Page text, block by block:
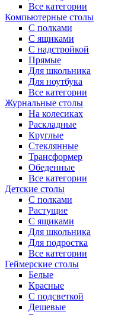
Все категории
Компьютерные столы
С полками
С ящиками
С надстройкой
Прямые
Для школьника
Для ноутбука
Все категории
Журнальные столы
На колесиках
Раскладные
Круглые
Стеклянные
Трансформер
Обеденные
Все категории
Детские столы
С полками
Растущие
С ящиками
Для школьника
Для подростка
Все категории
Геймерские столы
Белые
Красные
С подсветкой
Дешевые